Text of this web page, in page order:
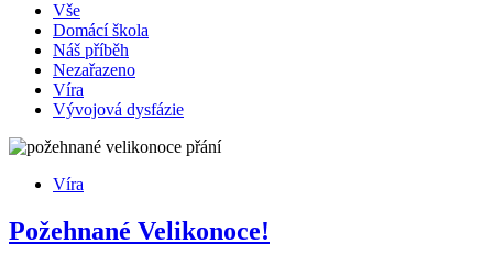
Vše
Domácí škola
Náš příběh
Nezařazeno
Víra
Vývojová dysfázie
Víra
Požehnané Velikonoce!